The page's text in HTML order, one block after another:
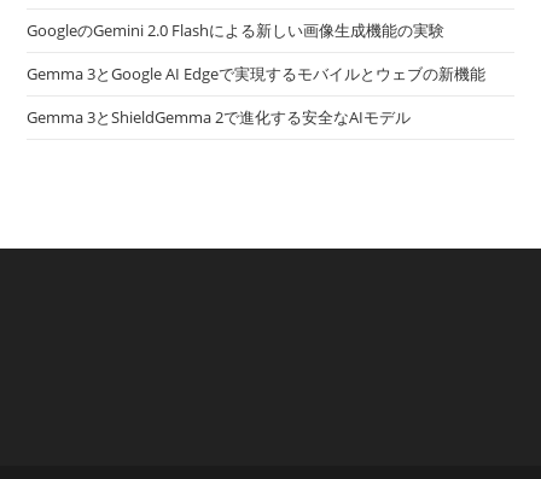
GoogleのGemini 2.0 Flashによる新しい画像生成機能の実験
Gemma 3とGoogle AI Edgeで実現するモバイルとウェブの新機能
Gemma 3とShieldGemma 2で進化する安全なAIモデル